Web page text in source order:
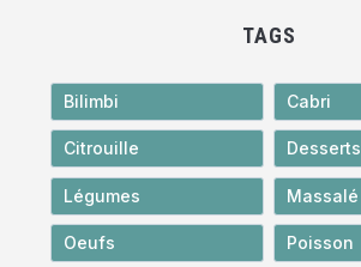
TAGS
Bilimbi Cabri
Citrouille Desserts
Légumes Massalé
Oeufs Poisson